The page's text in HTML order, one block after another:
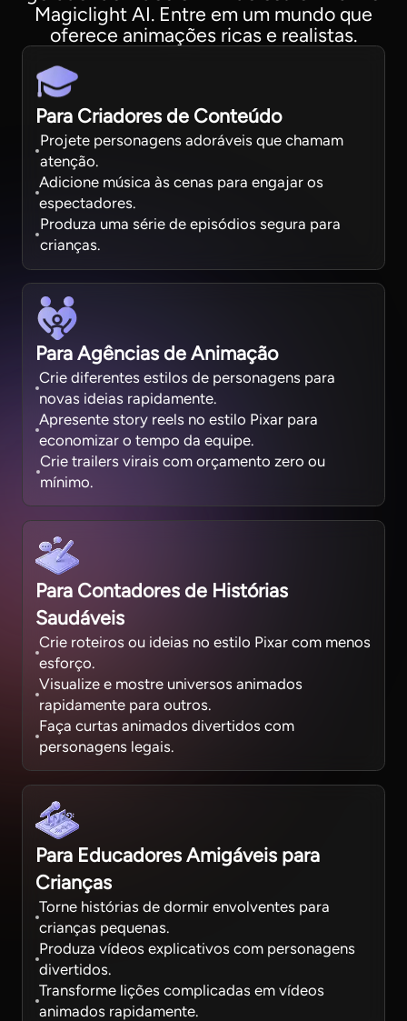
Magiclight AI. Entre em um mundo que
oferece animações ricas e realistas.
Para Criadores de Conteúdo
Projete personagens adoráveis que chamam
atenção.
Adicione música às cenas para engajar os
espectadores.
Produza uma série de episódios segura para
crianças.
Para Agências de Animação
Crie diferentes estilos de personagens para
novas ideias rapidamente.
Apresente story reels no estilo Pixar para
economizar o tempo da equipe.
Crie trailers virais com orçamento zero ou
mínimo.
Para Contadores de Histórias
Saudáveis
Crie roteiros ou ideias no estilo Pixar com menos
esforço.
Visualize e mostre universos animados
rapidamente para outros.
Faça curtas animados divertidos com
personagens legais.
Para Educadores Amigáveis para
Crianças
Torne histórias de dormir envolventes para
crianças pequenas.
Produza vídeos explicativos com personagens
divertidos.
Transforme lições complicadas em vídeos
animados rapidamente.